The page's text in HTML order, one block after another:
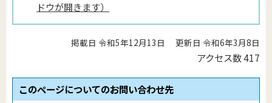
ドウが開きます）
掲載日 令和5年12月13日 更新日 令和6年3月8日
アクセス数417
このページについてのお問い合わせ先